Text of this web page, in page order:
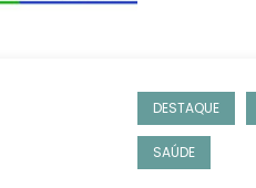
DESTAQUE
SAÚDE